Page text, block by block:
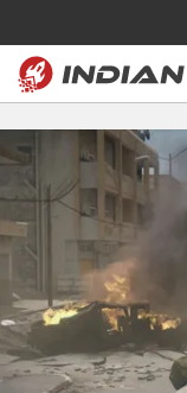
Magazín
Recenze
Videa
Soutěže
Databáze